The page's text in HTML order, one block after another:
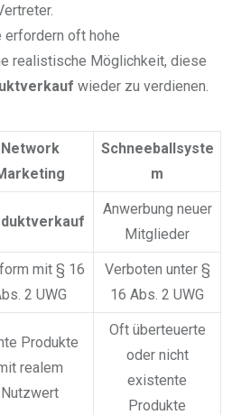
oft hohe
realistische Möglichkeit, diese
wieder zu verdienen.
Network
Schneeballsyste
m
Anwerbung neuer
Mitglieder
mit § 16
2 UWG
Verboten unter §
16 Abs. 2 UWG
Produkte
realem
Nutzwert
Oft überteuerte
oder nicht
existente
Produkte